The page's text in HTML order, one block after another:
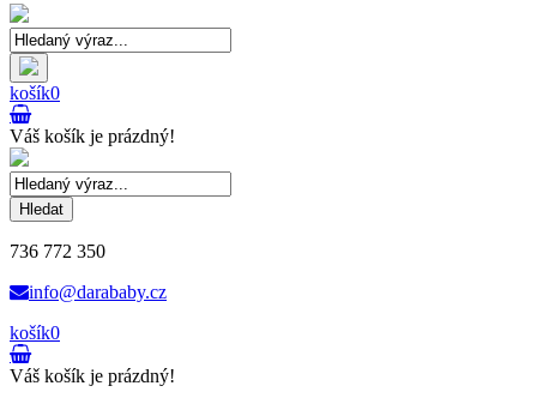
košík0
Váš košík je prázdný!
Hledat
736 772 350
info@darababy.cz
košík0
Váš košík je prázdný!